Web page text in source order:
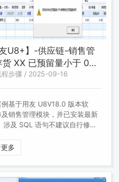
友U8+】-供应链-销售管
XX 已预留量小于 0，
改已预留量失败
程步骤 / 2025-09-16
例基于用友 U8V18.0 版本软
销售管理模块，并已安装最新
涉及 SQL 语句不建议自行修
若自行修改，需做好数据备份。
多